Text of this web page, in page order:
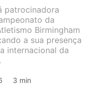
patrocinadora
da
Birmingham
a sua presença
internacional da
3 min